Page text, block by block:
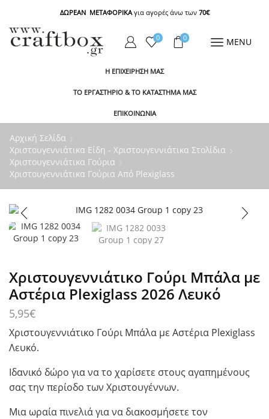
ΔΩΡΕΑΝ ΜΕΤΑΦΟΡΙΚΑγια αγορές άνω των 70€
0 0 MENU
Η ΕΠΙΧΕΙΡΗΣΗ ΜΑΣ
ΤΟ ΕΡΓΑΣΤΗΡΙΟ & ΤΟ ΚΑΤΑΣΤΗΜΑ ΜΑΣ
ΕΠΙΚΟΙΝΩΝΙΑ
Αρχική Σελίδα
Χριστουγεννιάτικα Είδη - Χριστουγεννιάτικα Στολίδια
Χριστουγεννιάτικα Γούρια
Χριστουγεννιάτικα Γούρια Από Plexiglass
Χριστουγεννιάτικο Γούρι Μπάλα με
Αστέρια Plexiglass 2026 Λευκό
5,95€
Χριστουγεννιάτικο Γούρι Μπάλα με Αστέρια Plexiglass
Λευκό.
Ιδανικό δώρο για να το χαρίσετε στους αγαπημένους
σας την περίοδο των Χριστουγέννων.
Μια ωραία πινελιά για να διακοσμήσετε τον